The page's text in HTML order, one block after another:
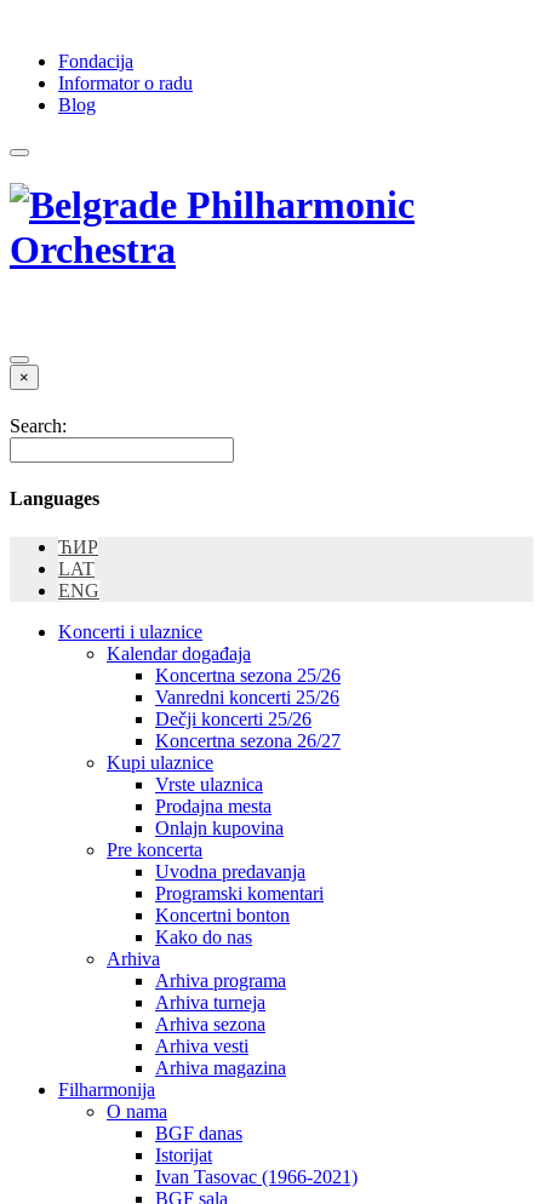
Fondacija
Informator o radu
Blog
×
Search:
Languages
ЋИР
LAT
ENG
Koncerti i ulaznice
Kalendar događaja
Koncertna sezona 25/26
Vanredni koncerti 25/26
Dečji koncerti 25/26
Koncertna sezona 26/27
Kupi ulaznice
Vrste ulaznica
Prodajna mesta
Onlajn kupovina
Pre koncerta
Uvodna predavanja
Programski komentari
Koncertni bonton
Kako do nas
Arhiva
Arhiva programa
Arhiva turneja
Arhiva sezona
Arhiva vesti
Arhiva magazina
Filharmonija
O nama
BGF danas
Istorijat
Ivan Tasovac (1966-2021)
BGF sala